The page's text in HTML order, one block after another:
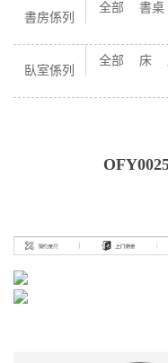
書房係列
全部 書桌
臥室係列
全部 床